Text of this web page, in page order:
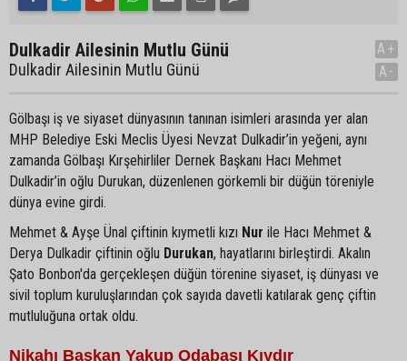
Dulkadir Ailesinin Mutlu Günü
Dulkadir Ailesinin Mutlu Günü
A+
A-
Gölbaşı iş ve siyaset dünyasının tanınan isimleri arasında yer alan
MHP Belediye Eski Meclis Üyesi Nevzat Dulkadir’in yeğeni, aynı
zamanda Gölbaşı Kırşehirliler Dernek Başkanı Hacı Mehmet
Dulkadir’in oğlu Durukan, düzenlenen görkemli bir düğün töreniyle
dünya evine girdi.
Mehmet & Ayşe Ünal çiftinin kıymetli kızı Nur ile Hacı Mehmet &
Derya Dulkadir çiftinin oğlu Durukan, hayatlarını birleştirdi. Akalın
Şato Bonbon'da gerçekleşen düğün törenine siyaset, iş dünyası ve
sivil toplum kuruluşlarından çok sayıda davetli katılarak genç çiftin
mutluluğuna ortak oldu.
Nikahı Başkan Yakup Odabaşı Kıydır